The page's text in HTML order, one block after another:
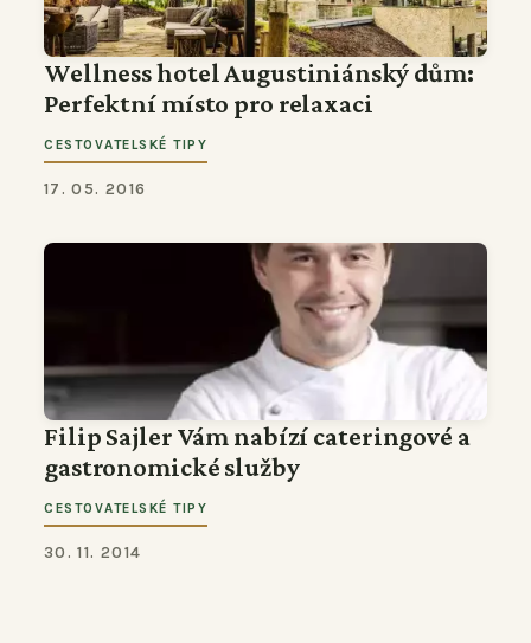
Wellness hotel Augustiniánský dům:
Perfektní místo pro relaxaci
CESTOVATELSKÉ TIPY
17. 05. 2016
Filip Sajler Vám nabízí cateringové a
gastronomické služby
CESTOVATELSKÉ TIPY
30. 11. 2014